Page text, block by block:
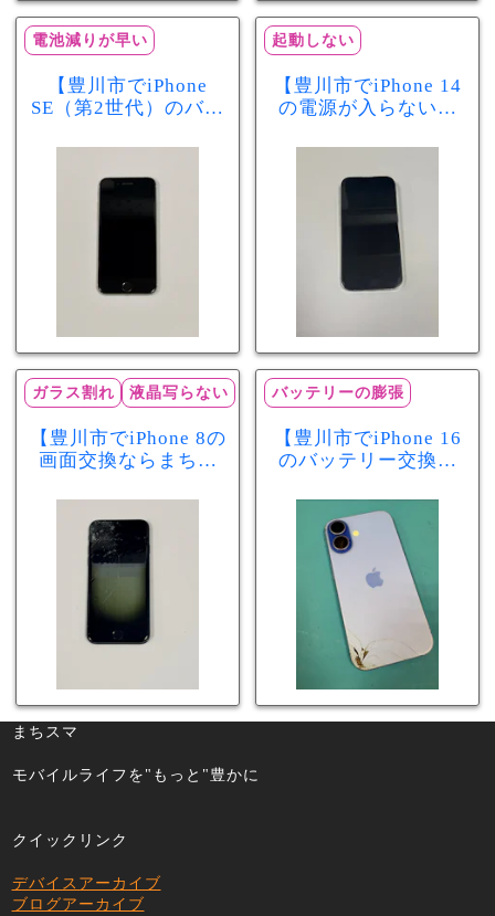
電池減りが早い
【豊川市でiPhone
SE（第2世代）のバッ
スマ豊川店】電池の
減りが早い症状も当
起動しない
【豊川市でiPhone 14
の電源が入らない修
店】バッテリー交換
で復旧するケースも
あります！
ガラス割れ 液晶写らない
【豊川市でiPhone 8の
画面交換ならまちス
れ・液晶不良も当日
60分で修理可能！
バッテリーの膨張
【豊川市でiPhone 16
のバッテリー交換な
少し膨張したバッテ
リーも当日90分で安
心修理！
まちスマ
モバイルライフを"もっと"豊かに
クイックリンク
デバイスアーカイブ
ブログアーカイブ